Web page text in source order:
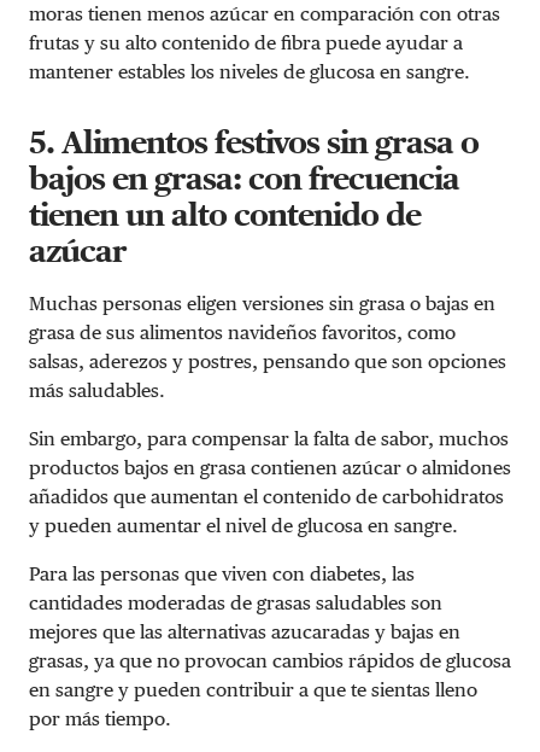
moras tienen menos azúcar en comparación con otras
frutas y su alto contenido de fibra puede ayudar a
mantener estables los niveles de glucosa en sangre.
5. Alimentos festivos sin grasa o
bajos en grasa: con frecuencia
tienen un alto contenido de
azúcar
Muchas personas eligen versiones sin grasa o bajas en
grasa de sus alimentos navideños favoritos, como
salsas, aderezos y postres, pensando que son opciones
más saludables.
Sin embargo, para compensar la falta de sabor, muchos
productos bajos en grasa contienen azúcar o almidones
añadidos que aumentan el contenido de carbohidratos
y pueden aumentar el nivel de glucosa en sangre.
Para las personas que viven con diabetes, las
cantidades moderadas de grasas saludables son
mejores que las alternativas azucaradas y bajas en
grasas, ya que no provocan cambios rápidos de glucosa
en sangre y pueden contribuir a que te sientas lleno
por más tiempo.